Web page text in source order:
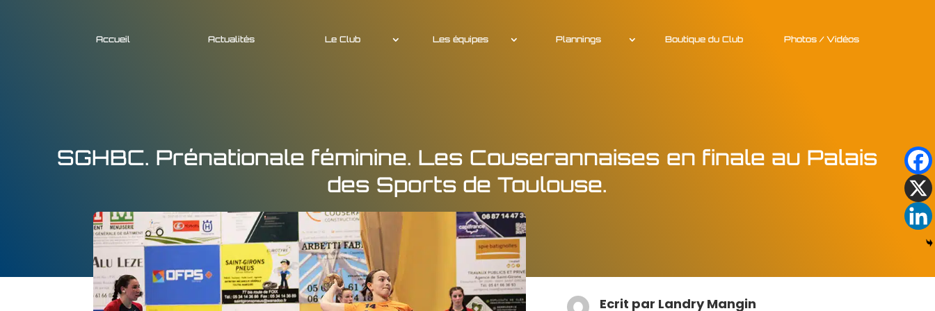
Accueil Actualités Le Club Les équipes Plannings Boutique du Club Photos / Vidéos
SGHBC. Prénationale féminine. Les Couserannaises en finale au Palais
des Sports de Toulouse.
Ecrit par Landry Mangin